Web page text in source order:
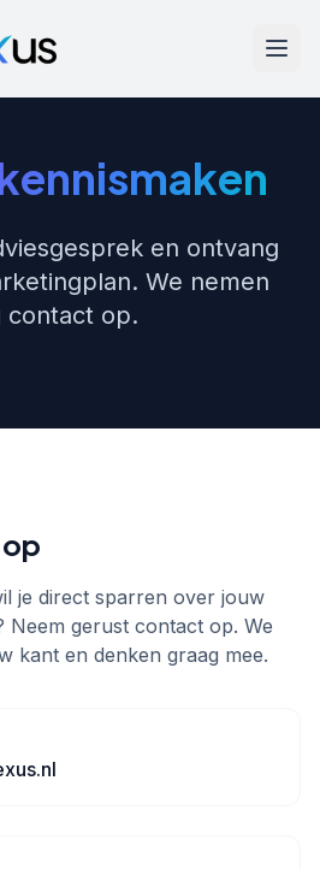
en ontvang
We nemen
contact op.
je direct sparren over jouw
Neem gerust contact op. We
kant en denken graag mee.